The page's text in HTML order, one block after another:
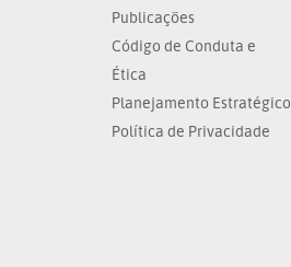
Publicações
Código de Conduta e
Ética
Planejamento Estratégico
Política de Privacidade